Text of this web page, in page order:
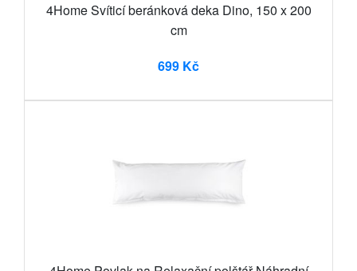
4Home Svíticí beránková deka Dino, 150 x 200
cm
699 Kč